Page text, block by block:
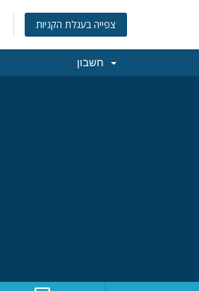
צפייה בעגלת הקניות